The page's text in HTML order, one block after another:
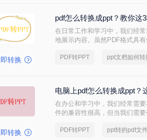
转换
pdf怎么转换成ppt？教你这
在日常工作和学习中，我们经
地展示内容。虽然PDF格式具
法，帮助你轻松实现这一需求。
PDF转PPT
转换
电脑上pdf怎么转换成ppt？
在办公和学习中，我们经常需
件的兼容性很高，但当我们需
PDF转PPT